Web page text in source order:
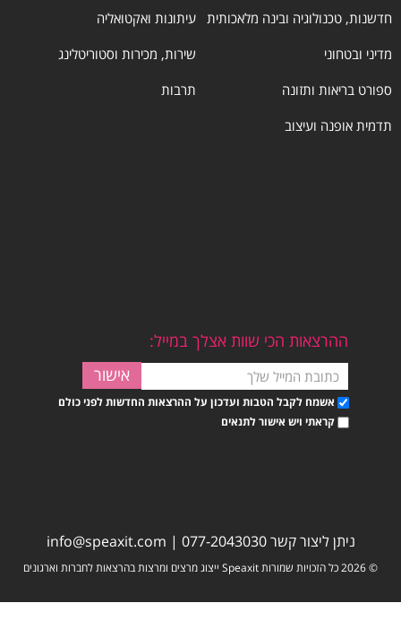
חדשנות, טכנולוגיה ובינה מלאכותית
עיתונות ואקטואליה
מדיני ובטחוני
שירות, מכירות וסטוריטלינג
ספורט בריאות ותזונה
תרבות
תדמית אופנה ועיצוב
ההרצאות הכי שוות אצלך במייל:
אשמח לקבל הטבות ועדכון על ההרצאות החדשות לפני כולם
קראתי ויש אישור לתנאים
ניתן ליצור קשר077-2043030
|
info@speaxit.com
© 2026 כל הזכויות שמורות Speaxit ייצוג מרצים ומרצות בהרצאות לחברות וארגונים